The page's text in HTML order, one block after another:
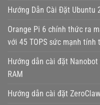
Hướng Dẫn Cài Đặt Ubuntu
Orange Pi 6 chính thức ra
với 45 TOPS sức mạnh tính
Hướng dẫn cài đặt
RAM
Hướng dẫn cài đặt